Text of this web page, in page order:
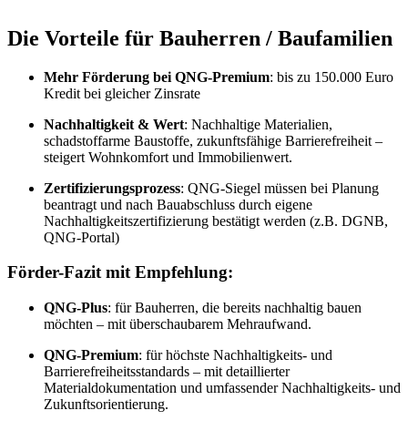
Die Vorteile für Bauherren / Baufamilien
Mehr Förderung bei QNG-Premium: bis zu 150.000 Euro
Kredit bei gleicher Zinsrate
Nachhaltigkeit & Wert: Nachhaltige Materialien,
schadstoffarme Baustoffe, zukunftsfähige Barrierefreiheit –
steigert Wohnkomfort und Immobilienwert.
Zertifizierungsprozess: QNG-Siegel müssen bei Planung
beantragt und nach Bauabschluss durch eigene
Nachhaltigkeitszertifizierung bestätigt werden (z.B. DGNB,
QNG-Portal)
Förder-Fazit mit Empfehlung:
QNG-Plus: für Bauherren, die bereits nachhaltig bauen
möchten – mit überschaubarem Mehraufwand.
QNG-Premium: für höchste Nachhaltigkeits- und
Barrierefreiheitsstandards – mit detaillierter
Materialdokumentation und umfassender Nachhaltigkeits- und
Zukunftsorientierung.